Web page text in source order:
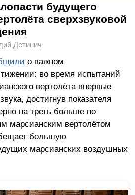
будущего
сверхзвуковой
Детинич
о важном
во время испытаний
вертолёта впервые
достигнув показателя
на треть больше по
марсианским вертолётом
большую
марсианских воздушных